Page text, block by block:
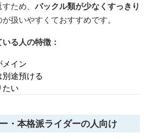
すため、バックル類が少なくすっきり
扱いやすくておすすめです。
る人の特徴：
イン
途預ける
たい
・本格派ライダーの人向け